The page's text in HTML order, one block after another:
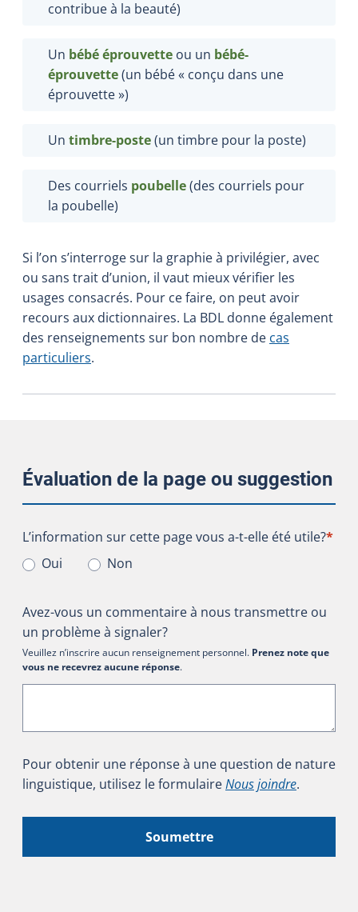
contribue à la beauté)
Un bébé éprouvette ou un bébé-
éprouvette(un bébé « conçu dans une
éprouvette »)
Un timbre-poste(un timbre pour la poste)
Des courriels poubelle(des courriels pour
la poubelle)
Si l’on s’interroge sur la graphie à privilégier, avec
ou sans trait d’union, il vaut mieux vérifier les
usages consacrés. Pour ce faire, on peut avoir
recours aux dictionnaires. La BDL donne également
des renseignements sur bon nombre de cas
particuliers.
Évaluation de la page ou suggestion
L’information sur cette page vous a-t-elle été utile?
L’information sur cette page vous a-t-elle été utile?*
Oui
Non
Avez-vous un commentaire à nous transmettre ou
un problème à signaler?
Veuillez n’inscrire aucun renseignement personnel. Prenez note que
vous ne recevrez aucune réponse.
Pour obtenir une réponse à une question de nature
linguistique, utilisez le formulaireNous joindre.
Soumettre